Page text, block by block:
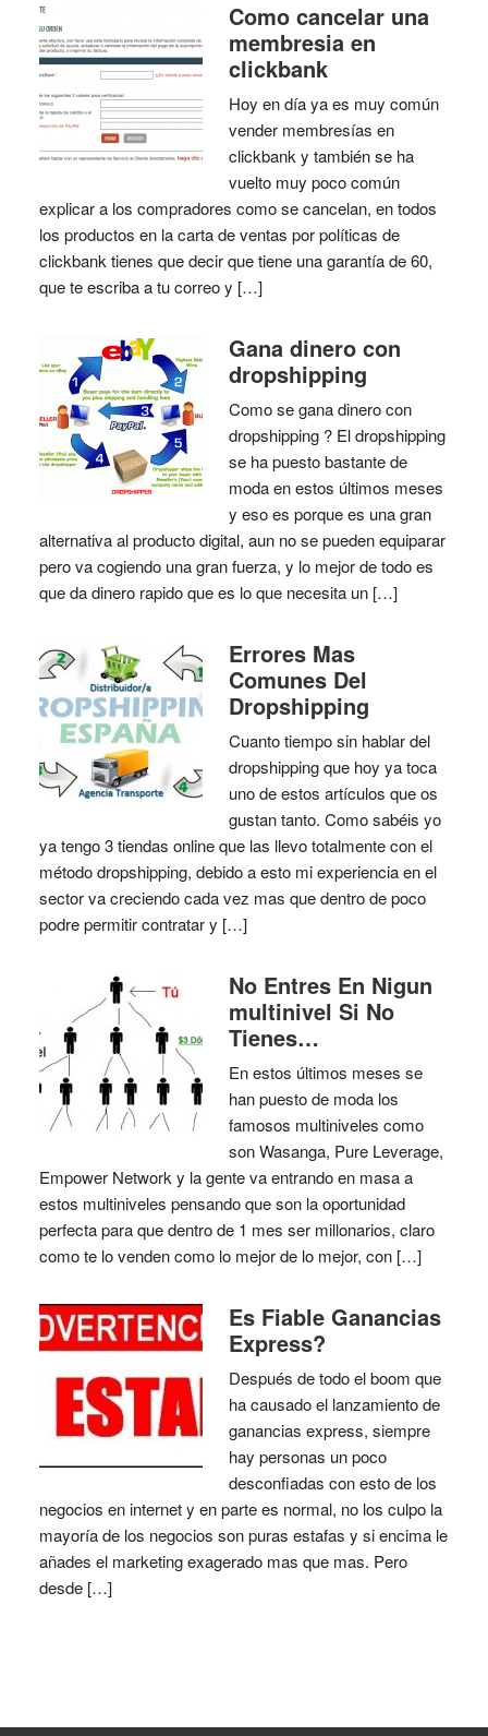
Como cancelar una
membresia en
clickbank
Hoy en día ya es muy común
vender membresías en
clickbank y también se ha
vuelto muy poco común
explicar a los compradores como se cancelan, en todos
los productos en la carta de ventas por políticas de
clickbank tienes que decir que tiene una garantía de 60,
que te escriba a tu correo y […]
Gana dinero con
dropshipping
Como se gana dinero con
dropshipping ? El dropshipping
se ha puesto bastante de
moda en estos últimos meses
y eso es porque es una gran
alternativa al producto digital, aun no se pueden equiparar
pero va cogiendo una gran fuerza, y lo mejor de todo es
que da dinero rapido que es lo que necesita un […]
Errores Mas
Comunes Del
Dropshipping
Cuanto tiempo sin hablar del
dropshipping que hoy ya toca
uno de estos artículos que os
gustan tanto. Como sabéis yo
ya tengo 3 tiendas online que las llevo totalmente con el
método dropshipping, debido a esto mi experiencia en el
sector va creciendo cada vez mas que dentro de poco
podre permitir contratar y […]
No Entres En Nigun
multinivel Si No
Tienes…
En estos últimos meses se
han puesto de moda los
famosos multiniveles como
son Wasanga, Pure Leverage,
Empower Network y la gente va entrando en masa a
estos multiniveles pensando que son la oportunidad
perfecta para que dentro de 1 mes ser millonarios, claro
como te lo venden como lo mejor de lo mejor, con […]
Es Fiable Ganancias
Express?
Después de todo el boom que
ha causado el lanzamiento de
ganancias express, siempre
hay personas un poco
desconfiadas con esto de los
negocios en internet y en parte es normal, no los culpo la
mayoría de los negocios son puras estafas y si encima le
añades el marketing exagerado mas que mas. Pero
desde […]